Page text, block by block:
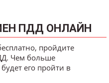
ПДД ОНЛАЙН
пройдите
Чем больше
его пройти в